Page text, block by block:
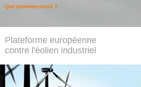
Plateforme européenne
contre l'éolien industriel
Qui sommes-nous ?